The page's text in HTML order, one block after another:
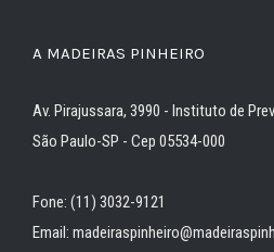
A MADEIRAS PINHEIRO
Av. Pirajussara, 3990 - Instituto de
São Paulo-SP - Cep 05534-000
Fone: (11) 3032-9121
Email: